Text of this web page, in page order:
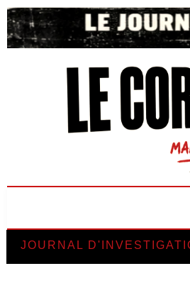
JOURNAL